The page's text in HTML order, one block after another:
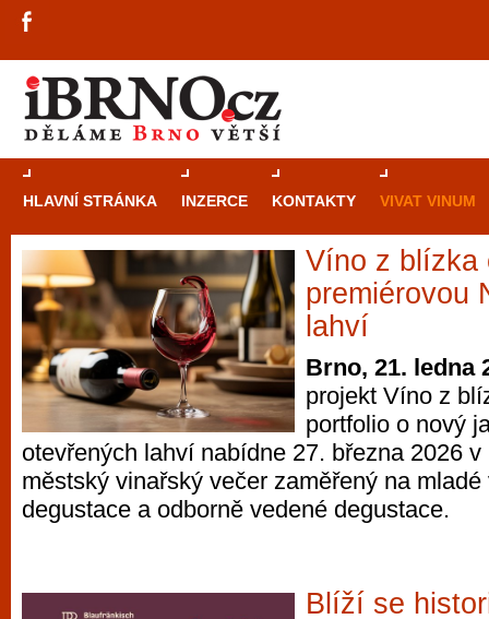
HLAVNÍ STRÁNKA INZERCE KONTAKTY VIVAT VINUM
Víno z blízka
premiérovou
lahví
Brno, 21. ledna
projekt Víno z
portfolio o nový
otevřených lahví nabídne 27. března 2026
městský vinařský večer zaměřený na
degustace a odborně vedené degustace.
Blíží se
Průvodce
Brně: Od
automaty
Brno je
zajímavé
restaurace,
Mimo jiné je ale také místem, kde si
vyzkoušet různé kasinové hry. V
příležitostné hráče. V...